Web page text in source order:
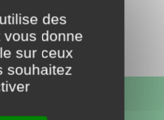
nos actusdes
vous donne
sur ceux
souhaitez